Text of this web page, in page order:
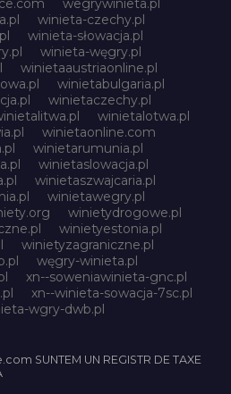
wegrywinieta.pl
winieta-czechy.pl
winieta-słowacja.pl
winieta-węgry.pl
winietaaustriaonline.pl
winietabulgaria.pl
winietaczechy.pl
winietalotwa.pl
winietaonline.com
winietarumunia.pl
winietaslowacja.pl
winietaszwajcaria.pl
winietawegry.pl
winietydrogowe.pl
winietyestonia.pl
winietyzagraniczne.pl
węgry-winieta.pl
xn--soweniawinieta-gnc.pl
xn--winieta-sowacja-7sc.pl
wgry-dwb.pl
SUNTEM UN REGISTR DE TAXE